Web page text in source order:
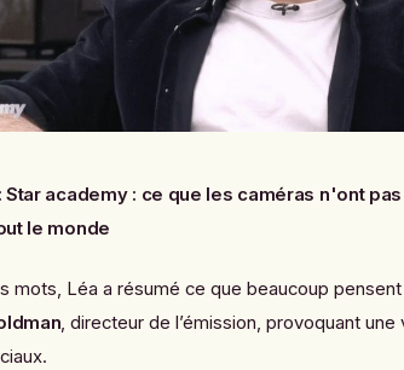
Star academy : ce que les caméras n'ont
le monde
mots, Léa a résumé ce que beaucoup
, directeur de l’émission, provoquant